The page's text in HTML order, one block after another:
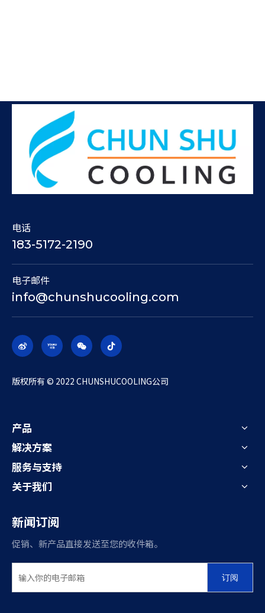
电话
183-5172-2190
电子邮件
info@chunshucooling.com
​版权所有 © 2022 CHUNSHUCOOLING公司
产品
解决方案
服务与支持
关于我们
新闻订阅
促销、新产品直接发送至您的收件箱。
订阅